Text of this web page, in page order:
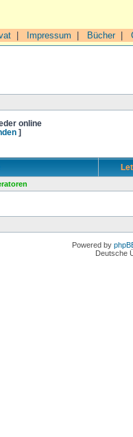
Impressum Bücher|
online
]
Powered by
Deutsche